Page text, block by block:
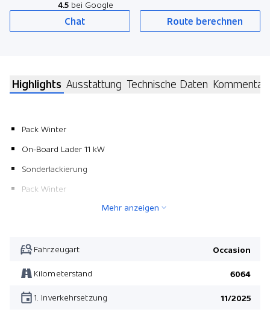
4.5 bei Google
Chat Route berechnen
Highlights Ausstattung Technische Daten Kommentar
Pack Winter
On-Board Lader 11 kW
Sonderlackierung
Pack Winter
Mehr anzeigen
Fahrzeugart Occasion
Kilometerstand 6064
1. Inverkehrsetzung 11/2025